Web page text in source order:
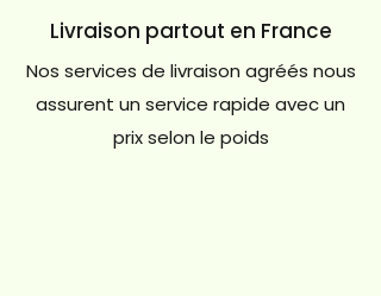
Livraison partout en France
Nos services de livraison agréés nous
assurent un service rapide avec un
prix selon le poids